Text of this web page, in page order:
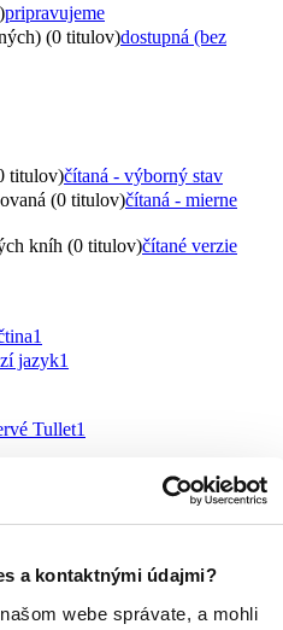
a kontaktnými údajmi?
webe správate, a mohli
pripravujeme
(0 titulov)dostupná (bez
titulov)čítaná - výborný stav
(0 titulov)čítaná - mierne
kníh (0 titulov)čítané verzie
1
jazyk1
Tullet1
pevná so špirálou 1